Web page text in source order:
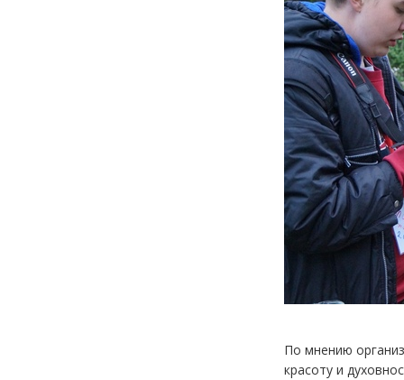
По мнению
красоту и